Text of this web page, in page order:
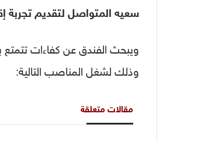
سعيه المتواصل لتقديم تجربة
ويبحث الفندق عن كفاءات
وذلك لشغل المناصب التالية:
مقالات متعلقة